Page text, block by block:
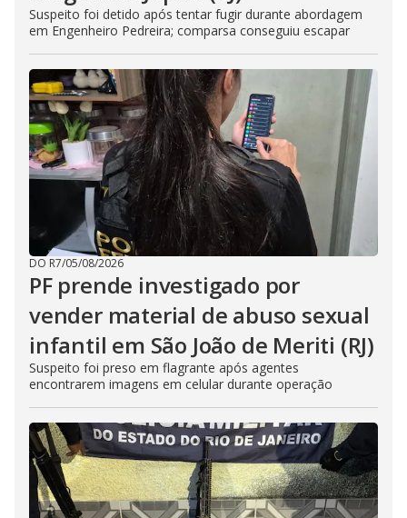
Suspeito foi detido após tentar fugir durante abordagem
em Engenheiro Pedreira; comparsa conseguiu escapar
DO R7/05/08/2026
PF prende investigado por
vender material de abuso sexual
infantil em São João de Meriti (RJ)
Suspeito foi preso em flagrante após agentes
encontrarem imagens em celular durante operação